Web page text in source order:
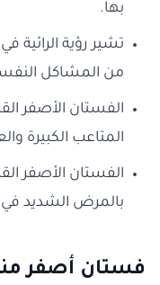
بها.
تشير رؤية الرائية
من المشاكل
الفستان الأصفر
المتاعب الكبيرة
الفستان الأصفر
بالمرض الشديد في
فستان أصفر